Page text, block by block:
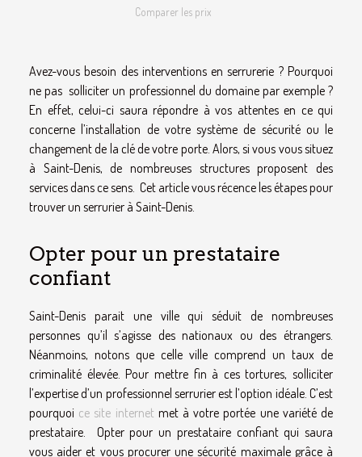
Comparer les prix
Avez-vous besoin des interventions en serrurerie ? Pourquoi
ne pas solliciter un professionnel du domaine par exemple ?
En effet, celui-ci saura répondre à vos attentes en ce qui
concerne l’installation de votre système de sécurité ou le
changement de la clé de votre porte. Alors, si vous vous situez
à Saint-Denis, de nombreuses structures proposent des
services dans ce sens. Cet article vous récence les étapes pour
trouver un serrurier à Saint-Denis.
Opter pour un prestataire
confiant
Saint-Denis parait une ville qui séduit de nombreuses
personnes qu’il s’agisse des nationaux ou des étrangers.
Néanmoins, notons que celle ville comprend un taux de
criminalité élevée. Pour mettre fin à ces tortures, solliciter
l’expertise d’un professionnel serrurier est l’option idéale. C’est
pourquoi ce site internet met à votre portée une variété de
prestataire. Opter pour un prestataire confiant qui saura
vous aider et vous procurer une sécurité maximale grâce à